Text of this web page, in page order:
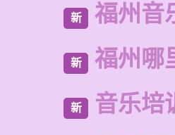
新 福州音
新 福州哪
新 音乐培